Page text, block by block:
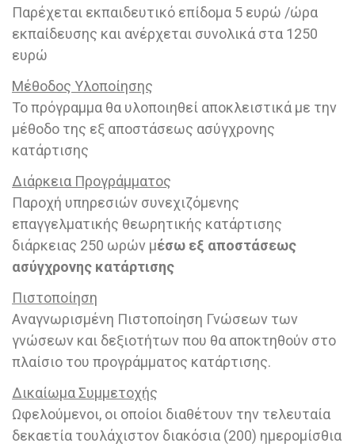
Παρέχεται εκπαιδευτικό επίδομα 5 ευρώ /ώρα
εκπαίδευσης και ανέρχεται συνολικά στα 1250
ευρώ
Μέθοδος Υλοποίησης
Το πρόγραμμα θα υλοποιηθεί αποκλειστικά με την
μέθοδο της εξ αποστάσεως ασύγχρονης
κατάρτισης
Διάρκεια Προγράμματος
Παροχή υπηρεσιών συνεχιζόμενης
επαγγελματικής θεωρητικής κατάρτισης
διάρκειας 250 ωρών μέσω εξ αποστάσεως
ασύγχρονης κατάρτισης
Πιστοποίηση
Αναγνωρισμένη Πιστοποίηση Γνώσεων των
γνώσεων και δεξιοτήτων που θα αποκτηθούν στο
πλαίσιο του προγράμματος κατάρτισης.
Δικαίωμα Συμμετοχής
Ωφελούμενοι, οι οποίοι διαθέτουν την τελευταία
δεκαετία τουλάχιστον διακόσια (200) ημερομίσθια